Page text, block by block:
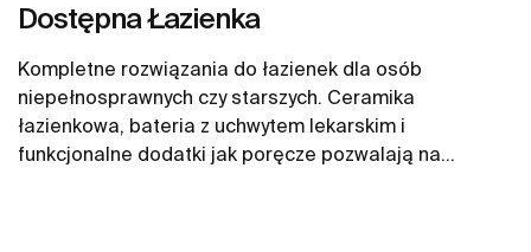
Dostępna Łazienka
Kompletne rozwiązania do łazienek dla osób
niepełnosprawnych czy starszych. Ceramika
łazienkowa, bateria z uchwytem lekarskim i
funkcjonalne dodatki jak poręcze pozwalają na